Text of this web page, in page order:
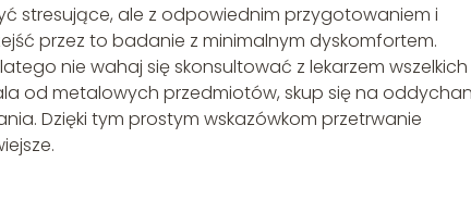
stresujące, ale z odpowiednim przygotowaniem i
przez to badanie z minimalnym dyskomfortem.
nie wahaj się skonsultować z lekarzem wszelkich
od metalowych przedmiotów, skup się na
Dzięki tym prostym wskazówkom przetrwanie